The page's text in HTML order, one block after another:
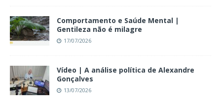
Comportamento e Saúde Mental |
Gentileza não é milagre
17/07/2026
Vídeo | A análise política de Alexandre
Gonçalves
13/07/2026